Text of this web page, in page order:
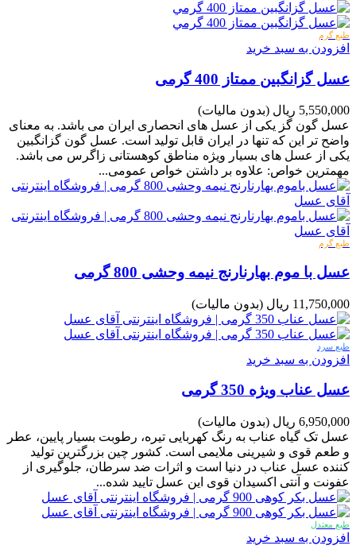
طبع گرم
افزودن به سبد خرید
عسل گزانگبین ممتاز 400 گرمی
5,550,000 ریال
(بدون مالیات)
عسل گون گز یکی از عسل های انحصاری ایران می باشد. به معنای
واضح تر این که تنها در ایران قابل تولید است. عسل گون گزانگبین
یکی از عسل های بسیار ویژه مناطق کوهستانی زاگرس می باشد.
مهمترین خواص: علاوه بر داشتن خواص عمومی...
طبع گرم
عسل با موم بهارنارنج نیمه وحشی 800 گرمی
11,750,000 ریال (بدون مالیات)
طبع سرد
افزودن به سبد خرید
عسل عناب ویژه 350 گرمی
6,950,000 ریال
(بدون مالیات)
عسل تک گیاه عناب به رنگ کهربایی تیره، رطوبت بسیار پایین، عطر
و طعم قوی و شیرینی ملایمی است. کشور چین بزرگترین تولید
کننده عسل عناب در دنیا است و اثرات ضد سرطان، جلوگیری از
عفونت و آنتی اکسیدان قوی این عسل تایید شده...
طبع معتدل
افزودن به سبد خرید